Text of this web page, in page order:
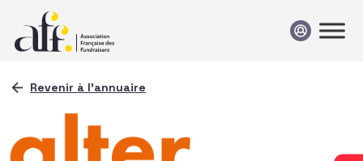
Revenir à l'annuaire